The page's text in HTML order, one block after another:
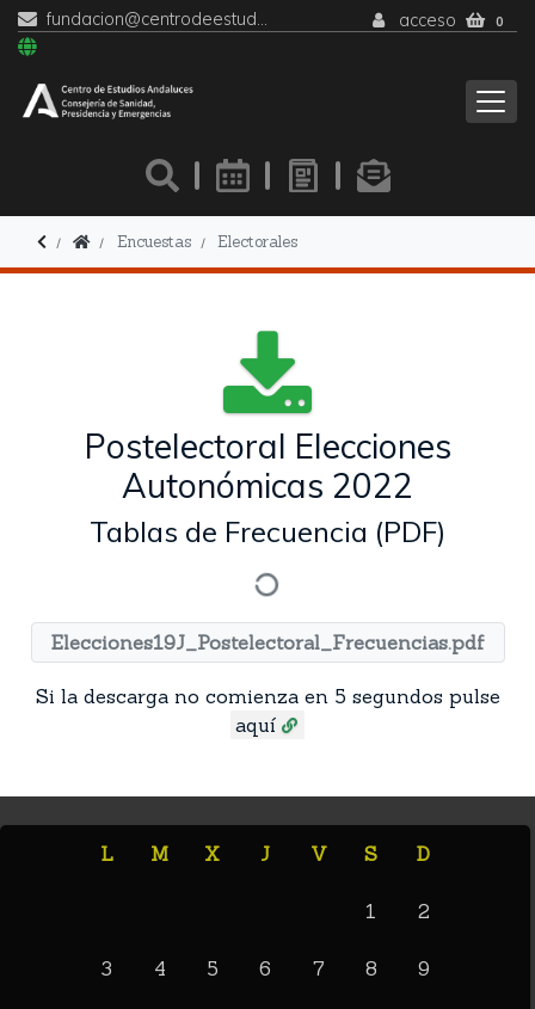
fundacion@centrodeestudiosandaluces.es acceso 0
Encuestas Electorales
Postelectoral Elecciones
Autonómicas 2022
Tablas de Frecuencia (PDF)
Elecciones19J_Postelectoral_Frecuencias.pdf
Si la descarga no comienza en 5 segundos pulse
aquí
L M X J V S D
1 2
3 4 5 6 7 8 9